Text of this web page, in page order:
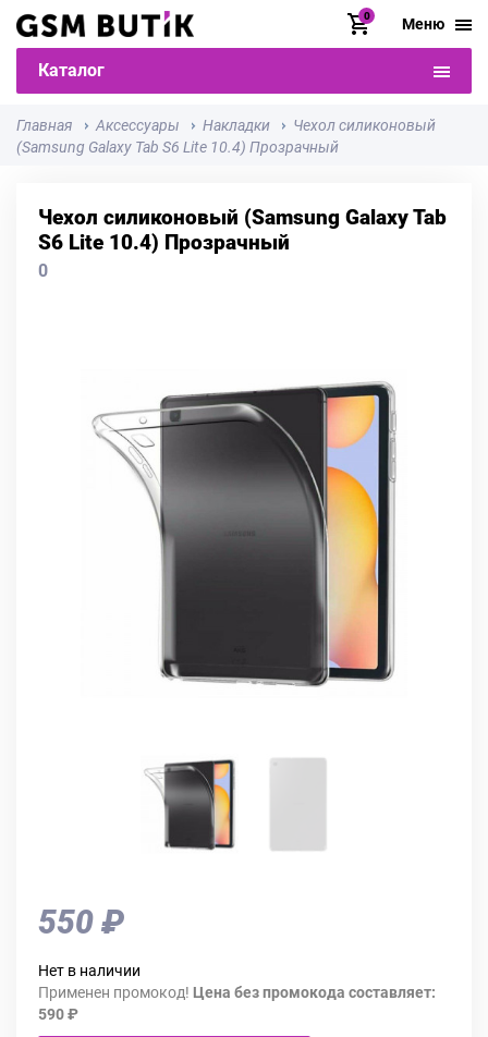
0 Меню
Каталог
Главная Аксессуары Накладки
Чехол силиконовый
(Samsung Galaxy Tab S6 Lite 10.4) Прозрачный
Чехол силиконовый (Samsung Galaxy Tab
S6 Lite 10.4) Прозрачный
0
550 ₽
Нет в наличии
Применен промокод! Цена без промокода составляет:
590 ₽